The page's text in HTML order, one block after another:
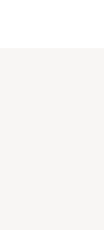
et lave linge,